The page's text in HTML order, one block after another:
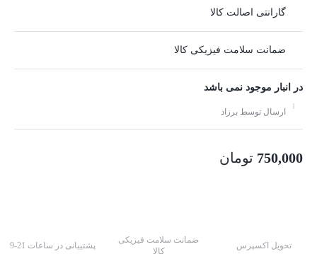
گارانتی اصالت کالا
ضمانت سلامت فیزیکی کالا
در انبار موجود نمی باشد
ارسال توسط برزاد
750,000 تومان
تحویل اکسپرس
ضمانت سلامت فیزیکی
کالا
پشتیبانی در ساعات 21-9